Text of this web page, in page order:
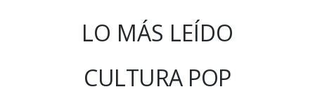
LO MÁS LEÍDO
CULTURA POP